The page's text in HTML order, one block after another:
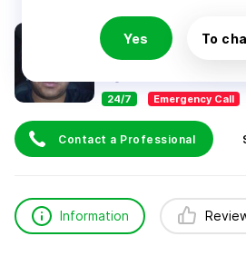
Yes To
Жасурбек
15
24/7 Emergency Call
Contact a Professional
Information